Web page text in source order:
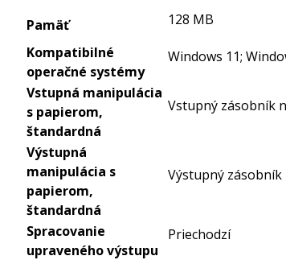
Pamäť
128 MB
Kompatibilné
operačné systémy
Windows 11;
Vstupná manipulácia
s papierom,
štandardná
Vstupný zásobník
Výstupná
manipulácia s
papierom,
štandardná
Výstupný
Spracovanie
upraveného výstupu
Priechodzí